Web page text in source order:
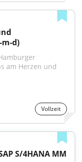
d)
am Herzen und
Vollzeit
S/4HANA MM